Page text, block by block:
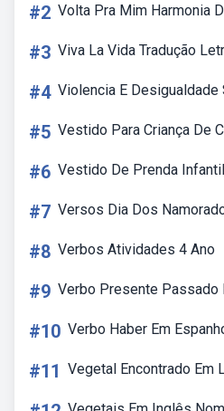
#2 Volta Pra Mim Harmonia
#3 Viva La Vida Tradução
#4 Violencia E Desigualdade
#5 Vestido Para Criança De
#6 Vestido De Prenda
#7 Versos Dia Dos
#8 Verbos Atividades 4 Ano
#9 Verbo Presente Passado
#10 Verbo Haber Em
#11 Vegetal Encontrado Em